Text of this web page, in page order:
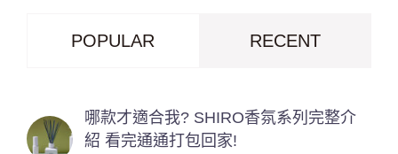
POPULAR RECENT
哪款才適合我? SHIRO香氛系列完整介
紹 看完通通打包回家!